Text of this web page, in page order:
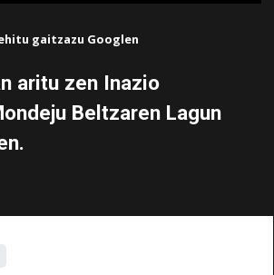
gaitzazu Googlen
aritu zen Inazio
Beltzaren Lagun